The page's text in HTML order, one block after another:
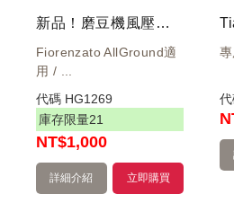
新品！磨豆機風壓漏斗
Fiorenzato AllGround適
用 / ...
代碼 HG1269
庫存限量21
NT$1,000
立即購買
詳細介紹